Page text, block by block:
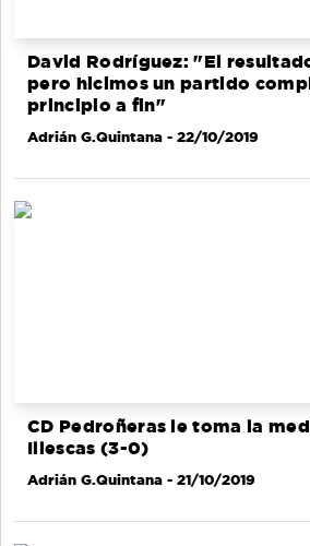
David Rodríguez: "El
pero hicimos un partido
principio a fin"
Adrián G.Quintana - 22/10/2019
CD Pedroñeras le toma la
Illescas (3-0)
Adrián G.Quintana - 21/10/2019